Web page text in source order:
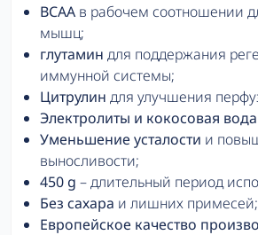
BCAA в рабочем соотношении
мышц;
глутамин для поддержания
иммунной системы;
Цитрулин для улучшения
Электролиты и кокосовая вода
Уменьшение усталости и
выносливости;
450 g – длительный период
Без сахара и лишних примесей;
Европейское качество